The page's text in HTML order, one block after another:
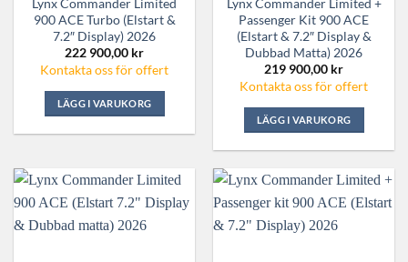
Lynx Commander Limited
900 ACE Turbo (Elstart &
7.2″ Display) 2026
222 900,00 kr
Kontakta oss för offert
LÄGG I VARUKORG
Lynx Commander Limited +
Passenger Kit 900 ACE
(Elstart & 7.2″ Display &
Dubbad Matta) 2026
219 900,00 kr
Kontakta oss för offert
LÄGG I VARUKORG